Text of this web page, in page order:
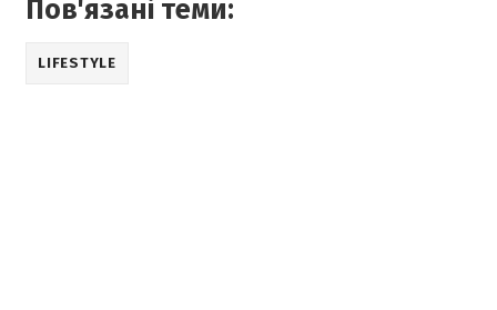
Пов'язані теми:
LIFESTYLE